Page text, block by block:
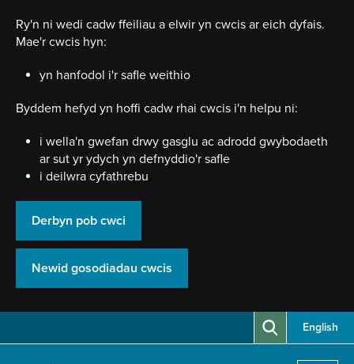
Ry'n ni wedi cadw ffeiliau a elwir yn cwcis ar eich dyfais.
Mae'r cwcis hyn:
yn hanfodol i'r safle weithio
Byddem hefyd yn hoffi cadw rhai cwcis i'n helpu ni:
i wella'n gwefan drwy gasglu ac adrodd gwybodaeth
ar sut yr ydych yn defnyddio'r safle
i deilwra cyfathrebu
Derbyn pob cwci
Newid gosodiadau cwcis
English